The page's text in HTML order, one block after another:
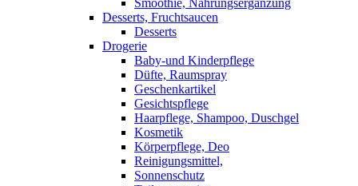
Smoothie, Nahrungsergänzung
Desserts, Fruchtsaucen
Desserts
Drogerie
Baby-und Kinderpflege
Düfte, Raumspray
Geschenkartikel
Gesichtspflege
Haarpflege, Shampoo, Duschgel
Kosmetik
Körperpflege, Deo
Reinigungsmittel,
Sonnenschutz